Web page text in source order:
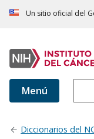
Un sitio oficial del
Menú
Diccionarios del